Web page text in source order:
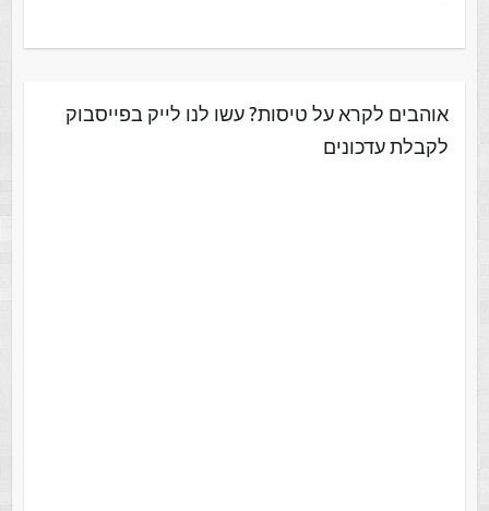
אוהבים לקרא על טיסות? עשו לנו לייק בפייסבוק
לקבלת עדכונים